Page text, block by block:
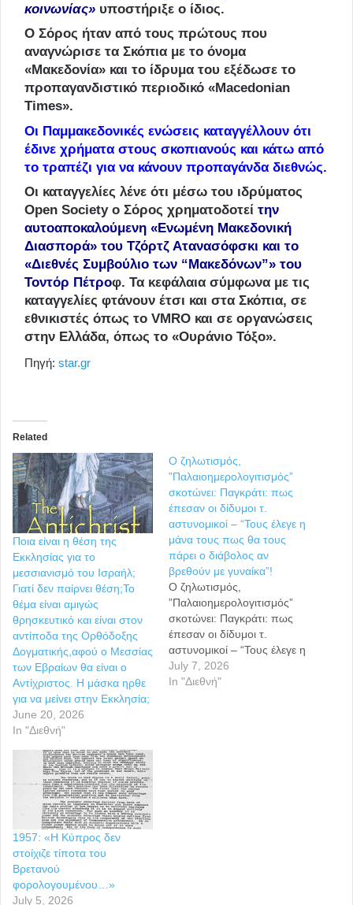
κοινωνίας» υποστήριξε ο ίδιος.
Ο Σόρος ήταν από τους πρώτους που
αναγνώρισε τα Σκόπια με το όνομα
«Μακεδονία» και το ίδρυμα του εξέδωσε το
προπαγανδιστικό περιοδικό «Macedonian
Times».
Οι Παμμακεδονικές ενώσεις καταγγέλλουν ότι
έδινε χρήματα στους σκοπιανούς και κάτω από
το τραπέζι για να κάνουν προπαγάνδα διεθνώς.
Οι καταγγελίες λένε ότι μέσω του ιδρύματος
Open Society ο Σόρος χρηματοδοτεί την
αυτοαποκαλούμενη «Ενωμένη Μακεδονική
Διασπορά» του Τζόρτζ Ατανασόφσκι και το
«Διεθνές Συμβούλιο των “Μακεδόνων”» του
Τοντόρ Πέτροφ. Τα κεφάλαια σύμφωνα με τις
καταγγελίες φτάνουν έτσι και στα Σκόπια, σε
εθνικιστές όπως το VMRO και σε οργανώσεις
στην Ελλάδα, όπως το «Ουράνιο Τόξο».
Πηγή: star.gr
Related
Ποια είναι η θέση της
Εκκλησίας για το
μεσσιανισμό του Ισραήλ;
Γιατί δεν παίρνει θέση;Το
θέμα είναι αμιγώς
θρησκευτικό και είναι στον
αντίποδα της Ορθόδοξης
Δογματικής,αφού ο Μεσσίας
των Εβραίων θα είναι ο
Αντίχριστος. Η μάσκα ηρθε
για να μείνει στην Εκκλησία;
June 20, 2026
In "Διεθνή"
Ο ζηλωτισμός,
”Παλαιοημερολογιτισμός”
σκοτώνει: Παγκράτι: πως
έπεσαν οι δίδυμοι τ.
αστυνομικοί – “Τους έλεγε η
μάνα τους πως θα τους
πάρει ο διάβολος αν
βρεθούν με γυναίκα”!
Ο ζηλωτισμός,
”Παλαιοημερολογιτισμός”
σκοτώνει: Παγκράτι: πως
έπεσαν οι δίδυμοι τ.
αστυνομικοί – “Τους έλεγε η
μάνα τους πως θα τους
πάρει ο διάβολος αν
July 7, 2026
In "Διεθνή"
1957: «Η Κύπρος δεν
στοίχιζε τίποτα του
Bρετανού
φορολογουμένου…»
July 5, 2026